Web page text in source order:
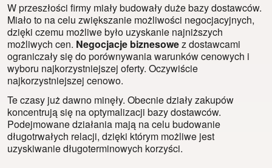
W przeszłości firmy miały budowały duże bazy dostawców.
Miało to na celu zwiększanie możliwości negocjacyjnych,
dzięki czemu możliwe było uzyskanie najniższych
możliwych cen. Negocjacje biznesowez dostawcami
ograniczały się do porównywania warunków cenowych i
wyboru najkorzystniejszej oferty. Oczywiście
najkorzystniejszej cenowo.
Te czasy już dawno minęły. Obecnie działy zakupów
koncentrują się na optymalizacji bazy dostawców.
Podejmowane działania mają na celu budowanie
długotrwałych relacji, dzięki którym możliwe jest
uzyskiwanie długoterminowych korzyści.